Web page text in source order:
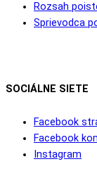
Rozsah
Sprievodca
SOCIÁLNE SIETE
Facebook
Facebook
Instagram